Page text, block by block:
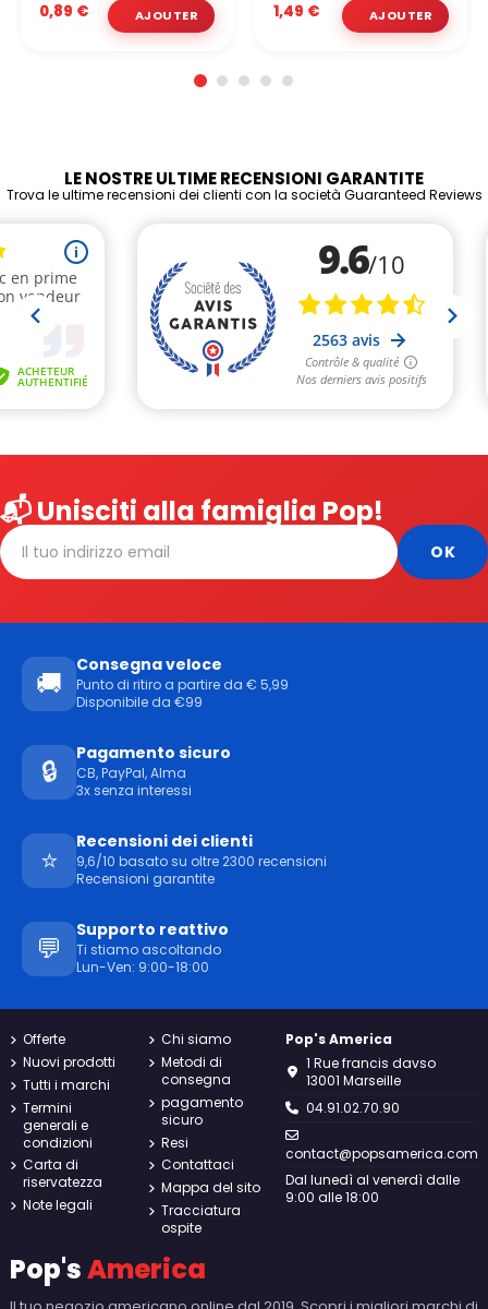
0,89 € 1,49 €
LE NOSTRE ULTIME RECENSIONI GARANTITE
Trova le ultime recensioni dei clienti con la società Guaranteed Reviews
📬 Unisciti alla famiglia Pop!
🚚
Consegna veloce
Punto di ritiro a partire da € 5,99
Disponibile da €99
🔒
Pagamento sicuro
CB, PayPal, Alma
3x senza interessi
⭐
Recensioni dei clienti
9,6/10 basato su oltre 2300 recensioni
Recensioni garantite
💬
Supporto reattivo
Ti stiamo ascoltando
Lun-Ven: 9:00-18:00
Offerte
Nuovi prodotti
Tutti i marchi
Termini
generali e
condizioni
Carta di
riservatezza
Note legali
Chi siamo
Metodi di
consegna
pagamento
sicuro
Resi
Contattaci
Mappa del sito
Tracciatura
ospite
Pop's America
1 Rue francis davso
13001 Marseille
04.91.02.70.90
contact@popsamerica.com
Dal lunedì al venerdì dalle
9:00 alle 18:00
Pop'sAmerica